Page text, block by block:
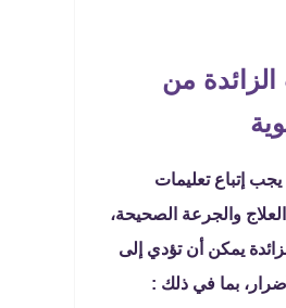
من
إتباع تعليمات
والجرعة الصحيحة،
يمكن أن تؤدي إلى
بما في ذلك :